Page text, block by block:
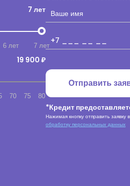
7 лет
6 лет 7 лет
19 900 ₽
70 75 80
Отправить
*Кредит
Нажимая кнопку отправить заявку
обработку персональных данных